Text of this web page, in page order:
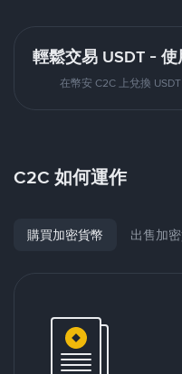
輕鬆交易 USDT -
在幣安 C2C 上兌換
C2C 如何運作
購買加密貨幣 出售加